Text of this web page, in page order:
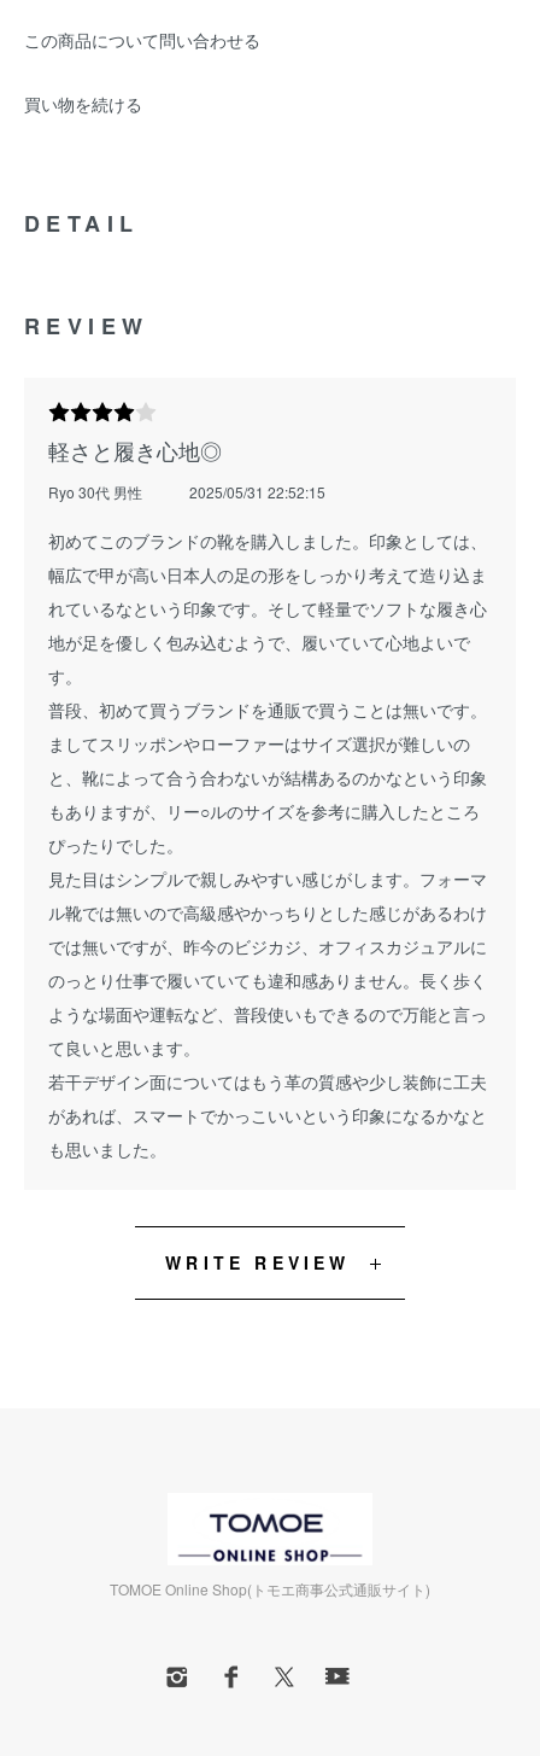
この商品について問い合わせる
買い物を続ける
DETAIL
REVIEW
軽さと履き心地◎
Ryo 30代 男性 2025/05/31 22:52:15
初めてこのブランドの靴を購入しました。印象としては、
幅広で甲が高い日本人の足の形をしっかり考えて造り込ま
れているなという印象です。そして軽量でソフトな履き心
地が足を優しく包み込むようで、履いていて心地よいで
す。
普段、初めて買うブランドを通販で買うことは無いです。
ましてスリッポンやローファーはサイズ選択が難しいの
と、靴によって合う合わないが結構あるのかなという印象
もありますが、リー○ルのサイズを参考に購入したところ
ぴったりでした。
見た目はシンプルで親しみやすい感じがします。フォーマ
ル靴では無いので高級感やかっちりとした感じがあるわけ
では無いですが、昨今のビジカジ、オフィスカジュアルに
のっとり仕事で履いていても違和感ありません。長く歩く
ような場面や運転など、普段使いもできるので万能と言っ
て良いと思います。
若干デザイン面についてはもう革の質感や少し装飾に工夫
があれば、スマートでかっこいいという印象になるかなと
も思いました。
WRITE REVIEW
TOMOE Online Shop(トモエ商事公式通販サイト)